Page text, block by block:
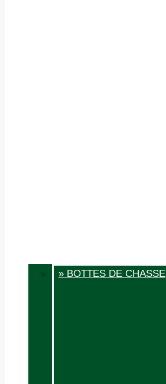
» BOTTES DE CHASSE